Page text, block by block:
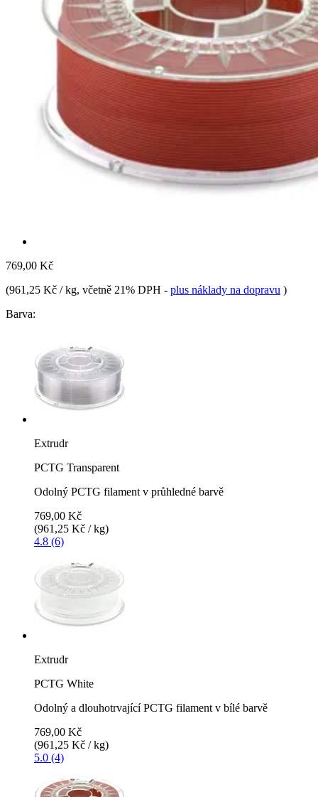
769,00 Kč
(961,25 Kč / kg, včetně 21% DPH - plus náklady na dopravu )
Barva:
Extrudr
PCTG Transparent
Odolný PCTG filament v průhledné barvě
769,00 Kč
(961,25 Kč / kg)
4.8 (6)
Extrudr
PCTG White
Odolný a dlouhotrvající PCTG filament v bílé barvě
769,00 Kč
(961,25 Kč / kg)
5.0 (4)